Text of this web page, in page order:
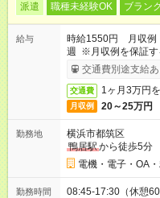
派遣 職種未経験OK ブラン
給与
時給1550円 月収例
週 ※月収例を保証す
ービス利用可（利用
交通費別途支給あ
交通費 1ヶ月3万円
月収例 20～25万円
勤務地
横浜市都筑区
鴨居駅から徒歩5分
電機・電子・OA
勤務時間 08:45-17:30（休憩